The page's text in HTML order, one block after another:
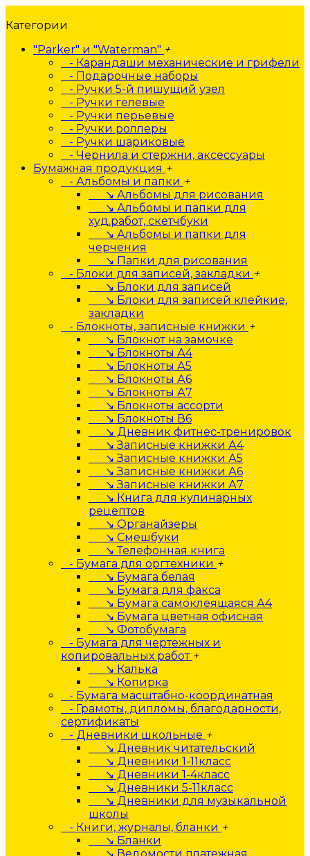
Категории
"Parker" и "Waterman" +
- Карандаши механические и грифели
- Подарочные наборы
- Ручки 5-й пишущий узел
- Ручки гелевые
- Ручки перьевые
- Ручки роллеры
- Ручки шариковые
- Чернила и стержни, аксессуары
Бумажная продукция +
- Альбомы и папки +
↘ Альбомы для рисования
↘ Альбомы и папки для
худ.работ, скетчбуки
↘ Альбомы и папки для
черчения
↘ Папки для рисования
- Блоки для записей, закладки +
↘ Блоки для записей
↘ Блоки для записей клейкие,
закладки
- Блокноты, записные книжки +
↘ Блокнот на замочке
↘ Блокноты А4
↘ Блокноты А5
↘ Блокноты А6
↘ Блокноты А7
↘ Блокноты ассорти
↘ Блокноты В6
↘ Дневник фитнес-тренировок
↘ Записные книжки А4
↘ Записные книжки А5
↘ Записные книжки А6
↘ Записные книжки А7
↘ Книга для кулинарных
рецептов
↘ Органайзеры
↘ Смешбуки
↘ Телефонная книга
- Бумага для оргтехники +
↘ Бумага белая
↘ Бумага для факса
↘ Бумага самоклеящаяся А4
↘ Бумага цветная офисная
↘ Фотобумага
- Бумага для чертежных и
копировальных работ +
↘ Калька
↘ Копирка
- Бумага масштабно-координатная
- Грамоты, дипломы, благодарности,
сертификаты
- Дневники школьные +
↘ Дневник читательский
↘ Дневники 1-11класс
↘ Дневники 1-4класс
↘ Дневники 5-11класс
↘ Дневники для музыкальной
школы
- Книги, журналы, бланки +
↘ Бланки